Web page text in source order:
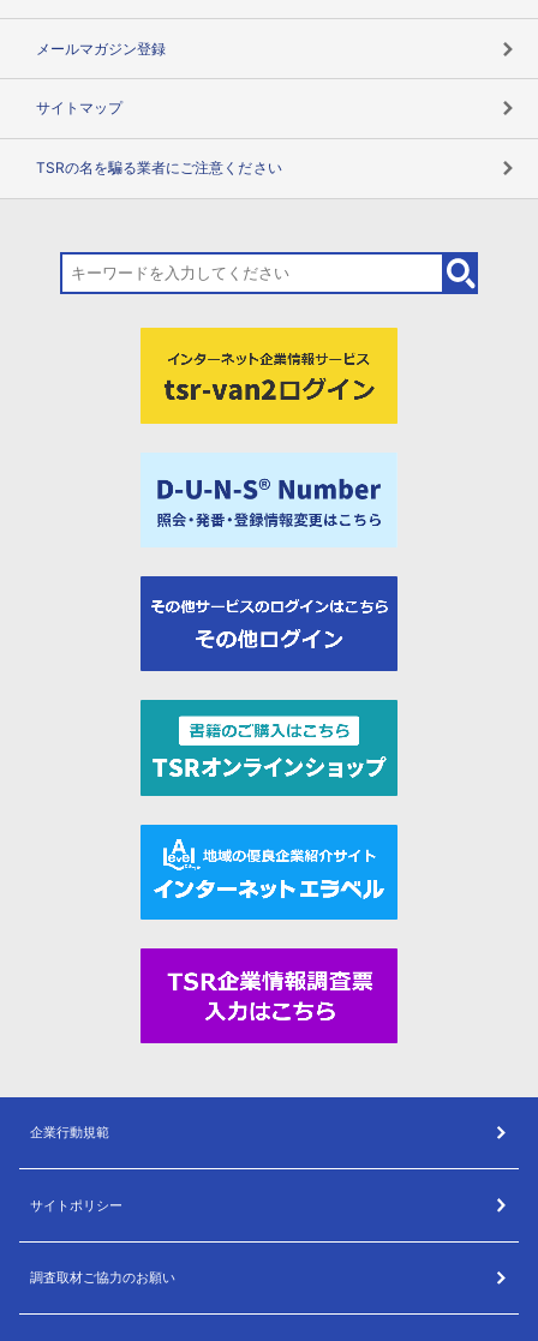
メールマガジン登録
サイトマップ
TSRの名を騙る業者にご注意ください
企業行動規範
サイトポリシー
調査取材ご協力のお願い